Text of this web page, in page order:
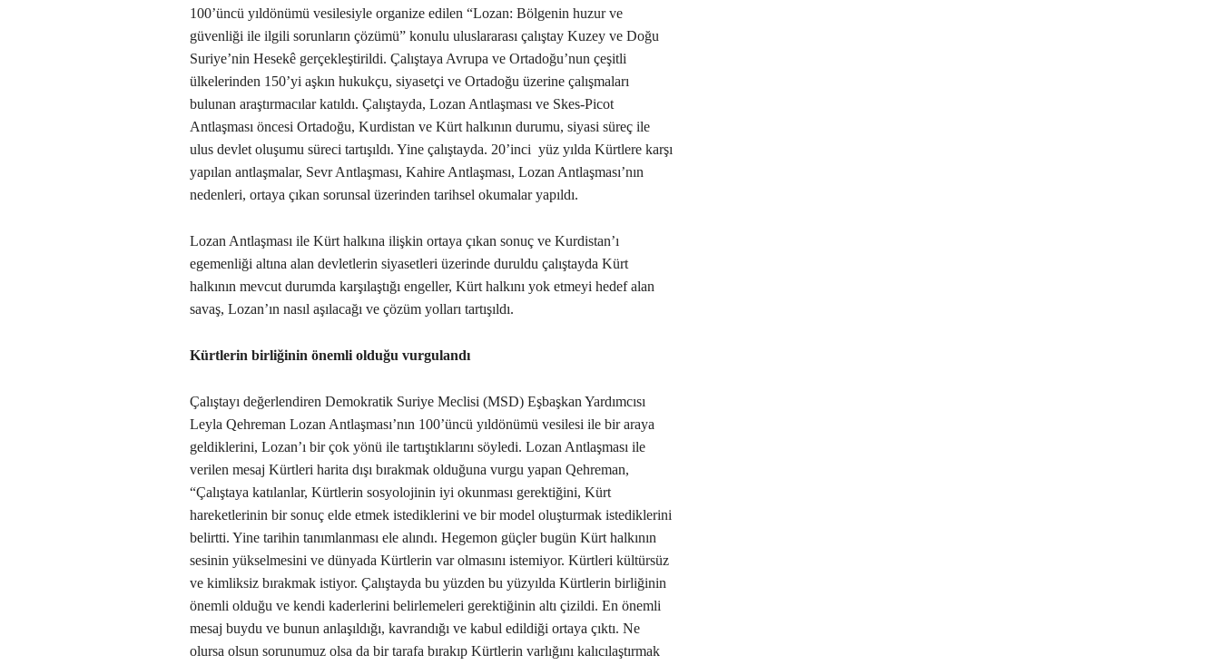
100’üncü yıldönümü vesilesiyle organize edilen “Lozan: Bölgenin huzur ve
güvenliği ile ilgili sorunların çözümü” konulu uluslararası çalıştay Kuzey ve Doğu
Suriye’nin Hesekê gerçekleştirildi. Çalıştaya Avrupa ve Ortadoğu’nun çeşitli
ülkelerinden 150’yi aşkın hukukçu, siyasetçi ve Ortadoğu üzerine çalışmaları
bulunan araştırmacılar katıldı. Çalıştayda, Lozan Antlaşması ve Skes-Picot
Antlaşması öncesi Ortadoğu, Kurdistan ve Kürt halkının durumu, siyasi süreç ile
ulus devlet oluşumu süreci tartışıldı. Yine çalıştayda. 20’inci yüz yılda Kürtlere karşı
yapılan antlaşmalar, Sevr Antlaşması, Kahire Antlaşması, Lozan Antlaşması’nın
nedenleri, ortaya çıkan sorunsal üzerinden tarihsel okumalar yapıldı.
Lozan Antlaşması ile Kürt halkına ilişkin ortaya çıkan sonuç ve Kurdistan’ı
egemenliği altına alan devletlerin siyasetleri üzerinde duruldu çalıştayda Kürt
halkının mevcut durumda karşılaştığı engeller, Kürt halkını yok etmeyi hedef alan
savaş, Lozan’ın nasıl aşılacağı ve çözüm yolları tartışıldı.
Kürtlerin birliğinin önemli olduğu vurgulandı
Çalıştayı değerlendiren Demokratik Suriye Meclisi (MSD) Eşbaşkan Yardımcısı
Leyla Qehreman Lozan Antlaşması’nın 100’üncü yıldönümü vesilesi ile bir araya
geldiklerini, Lozan’ı bir çok yönü ile tartıştıklarını söyledi. Lozan Antlaşması ile
verilen mesaj Kürtleri harita dışı bırakmak olduğuna vurgu yapan Qehreman,
“Çalıştaya katılanlar, Kürtlerin sosyolojinin iyi okunması gerektiğini, Kürt
hareketlerinin bir sonuç elde etmek istediklerini ve bir model oluşturmak istediklerini
belirtti. Yine tarihin tanımlanması ele alındı. Hegemon güçler bugün Kürt halkının
sesinin yükselmesini ve dünyada Kürtlerin var olmasını istemiyor. Kürtleri kültürsüz
ve kimliksiz bırakmak istiyor. Çalıştayda bu yüzden bu yüzyılda Kürtlerin birliğinin
önemli olduğu ve kendi kaderlerini belirlemeleri gerektiğinin altı çizildi. En önemli
mesaj buydu ve bunun anlaşıldığı, kavrandığı ve kabul edildiği ortaya çıktı. Ne
olursa olsun sorunumuz olsa da bir tarafa bırakıp Kürtlerin varlığını kalıcılaştırmak